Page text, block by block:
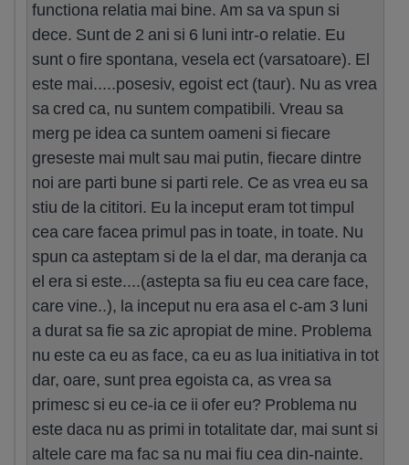
functiona relatia mai bine. Am sa va spun si
dece. Sunt de 2 ani si 6 luni intr-o relatie. Eu
sunt o fire spontana, vesela ect (varsatoare). El
este mai.....posesiv, egoist ect (taur). Nu as vrea
sa cred ca, nu suntem compatibili. Vreau sa
merg pe idea ca suntem oameni si fiecare
greseste mai mult sau mai putin, fiecare dintre
noi are parti bune si parti rele. Ce as vrea eu sa
stiu de la cititori. Eu la inceput eram tot timpul
cea care facea primul pas in toate, in toate. Nu
spun ca asteptam si de la el dar, ma deranja ca
el era si este....(astepta sa fiu eu cea care face,
care vine..), la inceput nu era asa el c-am 3 luni
a durat sa fie sa zic apropiat de mine. Problema
nu este ca eu as face, ca eu as lua initiativa in tot
dar, oare, sunt prea egoista ca, as vrea sa
primesc si eu ce-ia ce ii ofer eu? Problema nu
este daca nu as primi in totalitate dar, mai sunt si
altele care ma fac sa nu mai fiu cea din-nainte.